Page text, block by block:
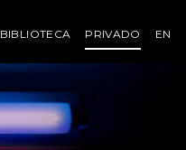
BIBLIOTECA PRIVADO EN